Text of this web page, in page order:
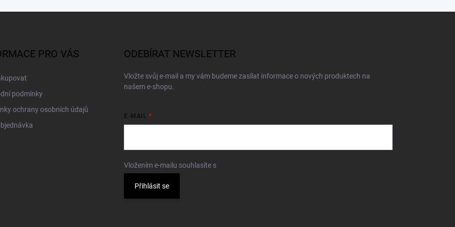
PRO VÁS
podmínky
ochrany osobních údajů
ODEBÍRAT NEWSLETTER
Vložte svůj e-mail a my vám budeme zasílat informace o nových produktech na
našem e-shopu.
E-MAIL
Vložením e-mailu souhlasíte s
Přihlásit se